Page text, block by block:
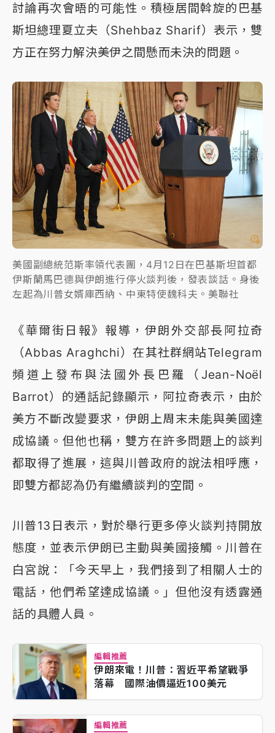
討論再次會晤的可能性。積極居間斡旋的巴基
斯坦總理夏立夫（Shehbaz Sharif）表示，雙
方正在努力解決美伊之間懸而未決的問題。
美國副總統范斯率領代表團，4月12日在巴基斯坦首都
伊斯蘭馬巴德與伊朗進行停火談判後，發表談話。身後
左起為川普女婿庫西納、中東特使魏科夫。美聯社
《華爾街日報》報導，伊朗外交部長阿拉奇
（Abbas Araghchi）在其社群網站Telegram
頻道上發布與法國外長巴羅（Jean-Noël
Barrot）的通話記錄顯示，阿拉奇表示，由於
美方不斷改變要求，伊朗上周末未能與美國達
成協議。但他也稱，雙方在許多問題上的談判
都取得了進展，這與川普政府的說法相呼應，
即雙方都認為仍有繼續談判的空間。
川普13日表示，對於舉行更多停火談判持開放
態度，並表示伊朗已主動與美國接觸。川普在
白宮說：「今天早上，我們接到了相關人士的
電話，他們希望達成協議。」但他沒有透露通
話的具體人員。
編輯推薦
伊朗來電！川普：習近平希望戰爭
落幕 國際油價逼近100美元
編輯推薦